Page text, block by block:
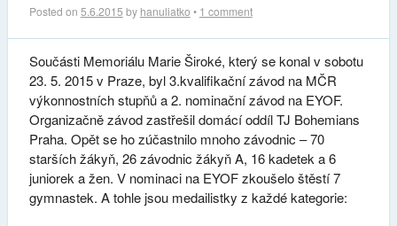
Posted on 5.6.2015 by hanuliatko • 1 comment
Součásti Memoriálu Marie Široké, který se konal v sobotu
23. 5. 2015 v Praze, byl 3.kvalifikační závod na MČR
výkonnostních stupňů a 2. nominační závod na EYOF.
Organizačně závod zastřešil domácí oddíl TJ Bohemians
Praha. Opět se ho zúčastnilo mnoho závodnic – 70
starších žákyň, 26 závodnic žákyň A, 16 kadetek a 6
juniorek a žen. V nominaci na EYOF zkoušelo štěstí 7
gymnastek. A tohle jsou medailistky z každé kategorie: